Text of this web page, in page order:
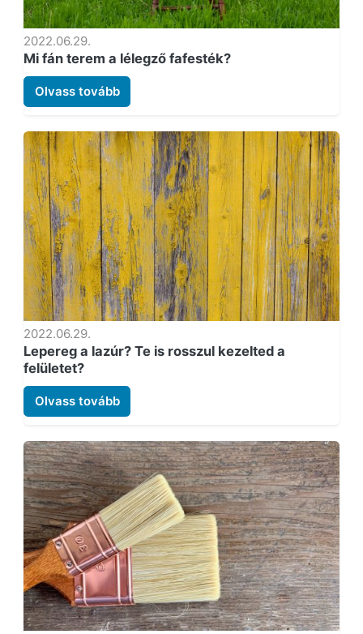
2022.06.29.
Mi fán terem a lélegző fafesték?
Olvass tovább
2022.06.29.
Lepereg a lazúr? Te is rosszul kezelted a
felületet?
Olvass tovább